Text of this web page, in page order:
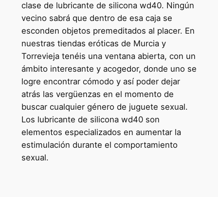
clase de lubricante de silicona wd40. Ningún
vecino sabrá que dentro de esa caja se
esconden objetos premeditados al placer. En
nuestras tiendas eróticas de Murcia y
Torrevieja tenéis una ventana abierta, con un
ámbito interesante y acogedor, donde uno se
logre encontrar cómodo y así poder dejar
atrás las vergüenzas en el momento de
buscar cualquier género de juguete sexual.
Los lubricante de silicona wd40 son
elementos especializados en aumentar la
estimulación durante el comportamiento
sexual.